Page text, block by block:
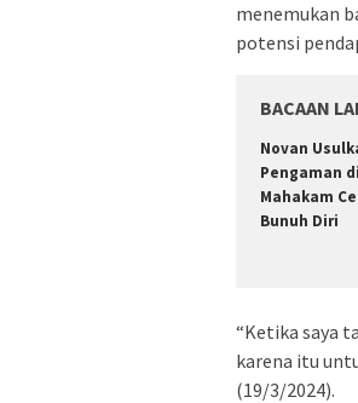
menemukan
potensi
BACAAN
Novan
Pengaman
Mahakam
Bunuh Diri
“Ketika saya
karena itu
(19/3/2024).